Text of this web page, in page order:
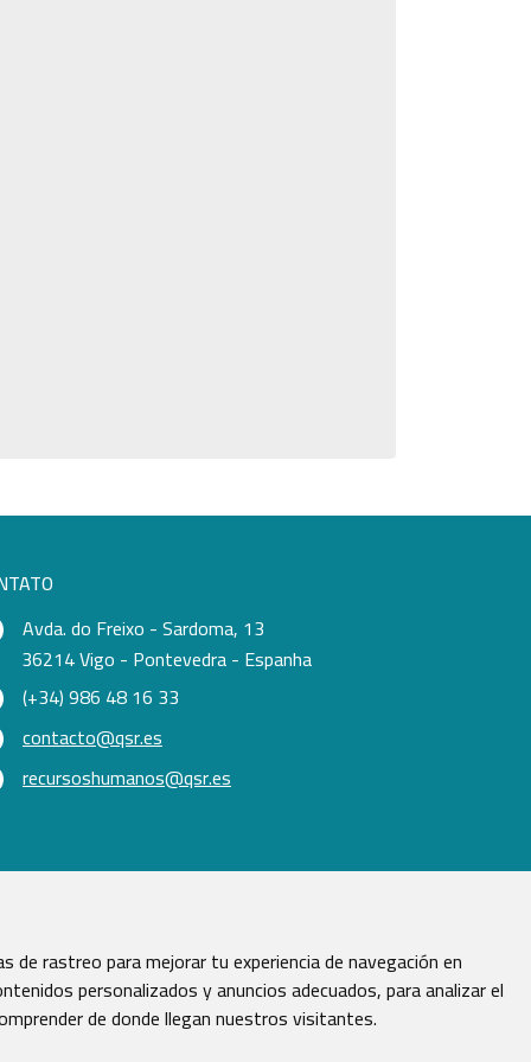
de rastreo para mejorar tu experiencia de navegación en
personalizados y anuncios adecuados, para analizar el
de donde llegan nuestros visitantes.
Avda. do Freixo - Sardoma, 13
36214 Vigo - Pontevedra - Espanha
(+34) 986 48 16 33
contacto@qsr.es
recursoshumanos@qsr.es